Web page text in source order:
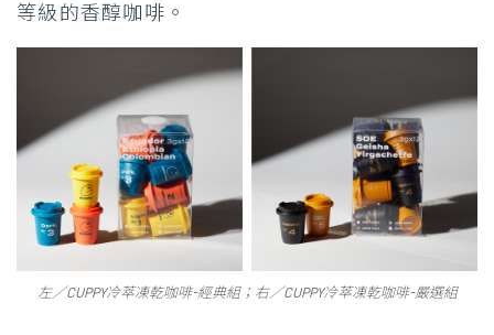
等級的香醇咖啡。
左／CUPPY冷萃凍乾咖啡-經典組；右／CUPPY冷萃凍乾咖啡-嚴選組